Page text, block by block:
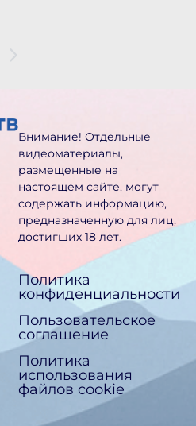
Внимание! Отдельные
видеоматериалы,
размещенные на
настоящем сайте, могут
содержать информацию,
предназначен­ную для лиц,
достигших 18 лет.
Политика
конфиденциальности
Пользовательское
соглашение
Политика
использования
файлов cookie